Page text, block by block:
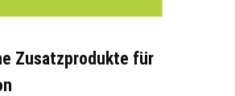
Zusatzprodukte für